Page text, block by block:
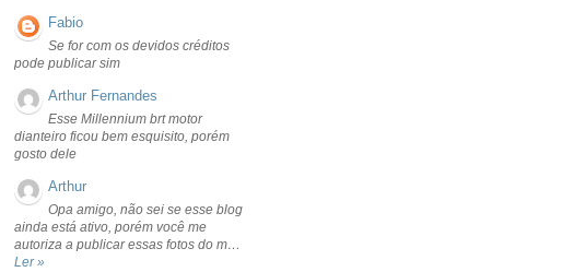
Fabio
Se for com os devidos créditos
pode publicar sim
Arthur Fernandes
Esse Millennium brt motor
dianteiro ficou bem esquisito, porém
gosto dele
Arthur
Opa amigo, não sei se esse blog
ainda está ativo, porém você me
autoriza a publicar essas fotos do m…
Ler »